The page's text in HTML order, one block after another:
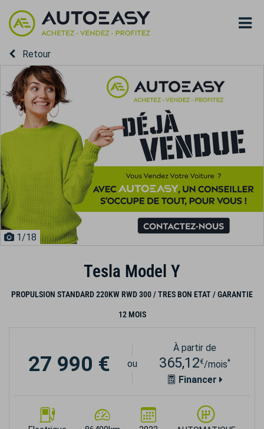
Retour
1/18
Tesla Model Y
PROPULSION STANDARD 220KW RWD 300 / TRES BON ETAT / GARANTIE
12 MOIS
27 990 € ou
À partir de
365,12€/mois*
Financer